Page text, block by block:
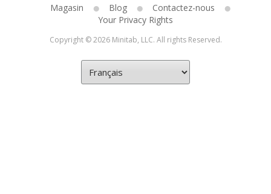
Magasin
Blog
Contactez-nous
Your Privacy Rights
Copyright © 2026 Minitab, LLC. All rights Reserved.